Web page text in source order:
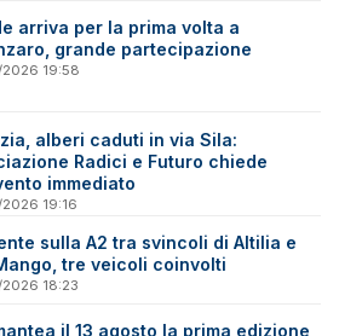
arriva per la prima volta a
grande partecipazione
19:58
alberi caduti in via Sila:
Radici e Futuro chiede
immediato
19:16
sulla A2 tra svincoli di Altilia e
tre veicoli coinvolti
18:23
il 13 agosto la prima edizione